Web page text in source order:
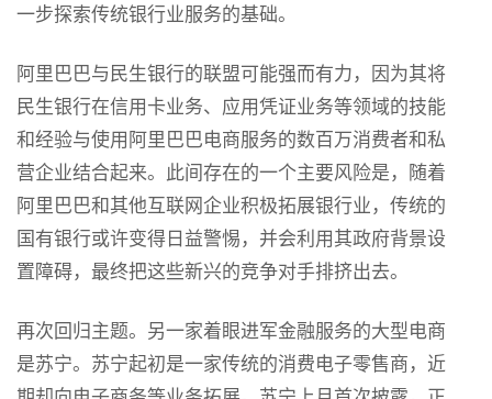
一步探索传统银行业服务的基础。
阿里巴巴与民生银行的联盟可能强而有力，因为其将
民生银行在信用卡业务、应用凭证业务等领域的技能
和经验与使用阿里巴巴电商服务的数百万消费者和私
营企业结合起来。此间存在的一个主要风险是，随着
阿里巴巴和其他互联网企业积极拓展银行业，传统的
国有银行或许变得日益警惕，并会利用其政府背景设
置障碍，最终把这些新兴的竞争对手排挤出去。
再次回归主题。另一家着眼进军金融服务的大型电商
是苏宁。苏宁起初是一家传统的消费电子零售商，近